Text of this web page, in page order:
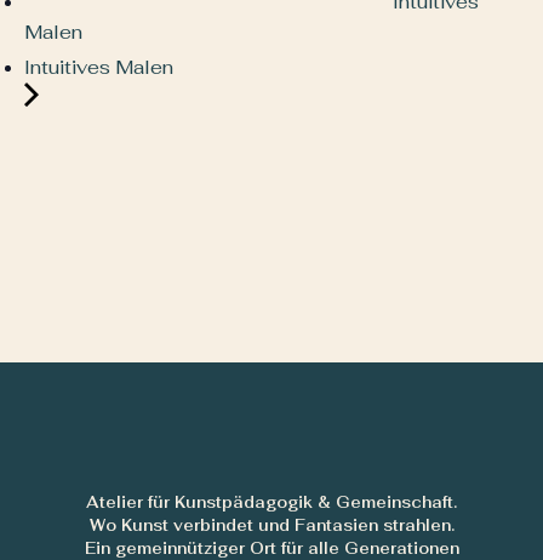
Malen
Intuitives Malen
Atelier für Kunstpädagogik & Gemeinschaft.
Wo Kunst verbindet und Fantasien strahlen.
Ein gemeinnütziger Ort für alle Generationen